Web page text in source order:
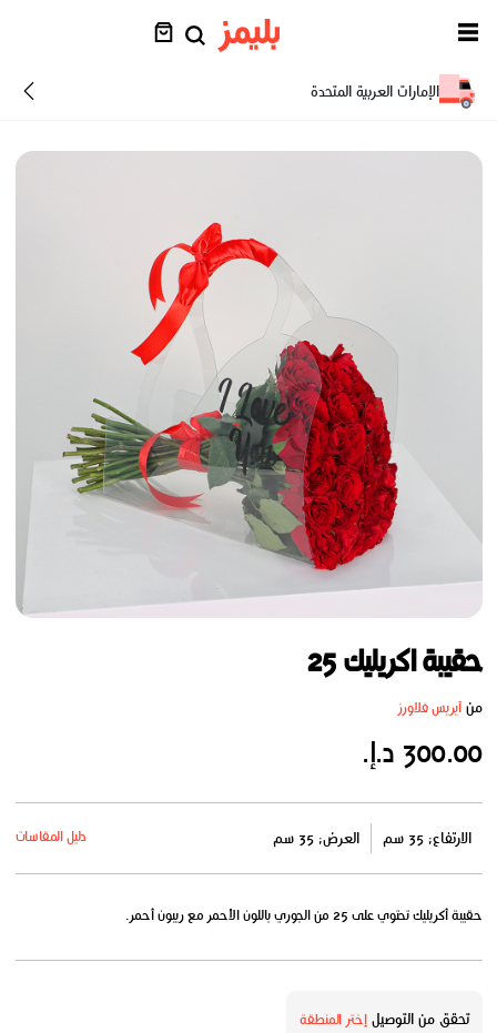
الإمارات العربية المتحدة
حقيبة اكريليك 25
منآيريس فلاورز
300.00 د.إ.
الارتفاع: 35 سم العرض: 35 سم دليل المقاسات
حقيبة أكريليك تحتوي على 25 من الجوري باللون الأحمر مع ريبون أحمر.
تحقق من التوصيلإختر المنطقة